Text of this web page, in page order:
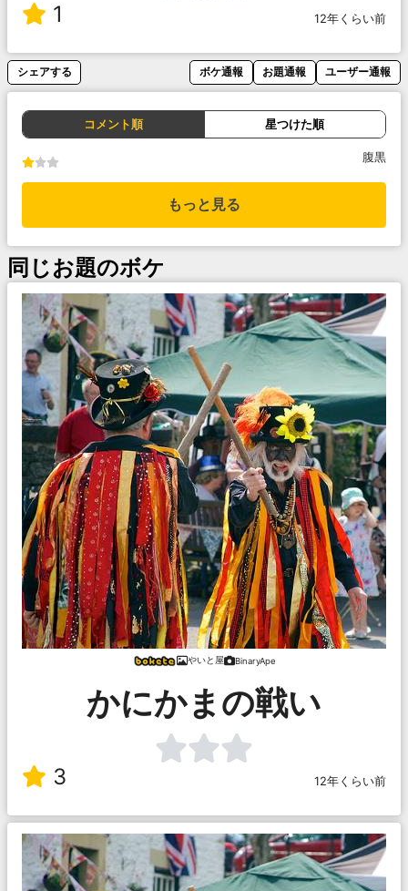
1 12年くらい前
シェアする ボケ通報 お題通報 ユーザー通報
コメント順 星つけた順
腹黒
もっと見る
同じお題のボケ
やいと屋 BinaryApe
かにかまの戦い
3 12年くらい前